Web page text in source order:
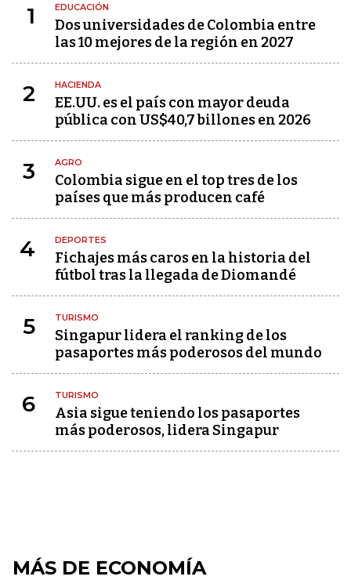
1 EDUCACIÓN
Dos universidades de Colombia entre
las 10 mejores de la región en 2027
2 HACIENDA
EE.UU. es el país con mayor deuda
pública con US$40,7 billones en 2026
3 AGRO
Colombia sigue en el top tres de los
países que más producen café
4 DEPORTES
Fichajes más caros en la historia del
fútbol tras la llegada de Diomandé
5 TURISMO
Singapur lidera el ranking de los
pasaportes más poderosos del mundo
6 TURISMO
Asia sigue teniendo los pasaportes
más poderosos, lidera Singapur
MÁS DE ECONOMÍA